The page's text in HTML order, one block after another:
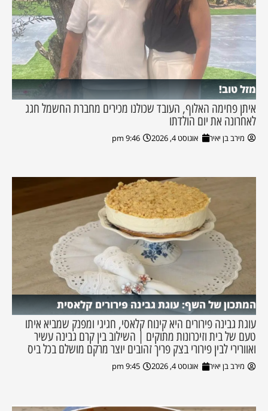
מזל טוב!
איתן פחימה האלוף, העובד שכולנו מכירים מחברת החשמל חגג
לאחרונה את יום הולדתו
מירב בן יאיר אוגוסט 4, 2026 9:46 pm
המתכון של השף: עוגת גבינה פירורים קלאסית
עוגת גבינה פירורים היא קינוח קלאסי, חגיגי ומפנק שמביא איתו
טעם של בית וזיכרונות מתוקים | השילוב בין קרם גבינה עשיר
ואוורירי לבין פירורי בצק פריך זהובים יוצר מרקם מושלם בכל ביס
מירב בן יאיר אוגוסט 4, 2026 9:45 pm